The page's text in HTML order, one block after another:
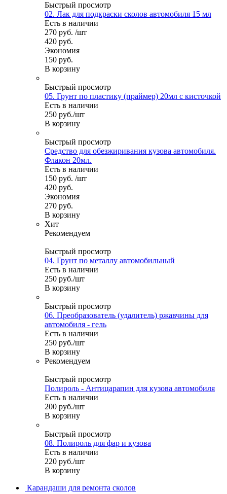
Быстрый просмотр
02. Лак для подкраски сколов автомобиля 15 мл
Есть в наличии
270 руб. /шт
420 руб.
Экономия
150 руб.
В корзину
Быстрый просмотр
05. Грунт по пластику (праймер) 20мл с кисточкой
Есть в наличии
250 руб./шт
В корзину
Быстрый просмотр
Средство для обезжиривания кузова автомобиля.
Флакон 20мл.
Есть в наличии
150 руб. /шт
420 руб.
Экономия
270 руб.
В корзину
Хит
Рекомендуем
Быстрый просмотр
04. Грунт по металлу автомобильный
Есть в наличии
250 руб./шт
В корзину
Быстрый просмотр
06. Преобразователь (удалитель) ржавчины для
автомобиля - гель
Есть в наличии
250 руб./шт
В корзину
Рекомендуем
Быстрый просмотр
Полироль - Антицарапин для кузова автомобиля
Есть в наличии
200 руб./шт
В корзину
Быстрый просмотр
08. Полироль для фар и кузова
Есть в наличии
220 руб./шт
В корзину
Карандаши для ремонта сколов